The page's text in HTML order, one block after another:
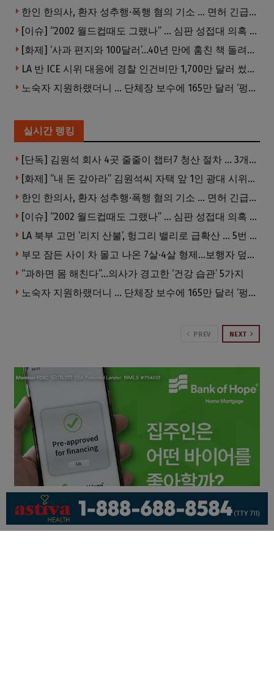
한인 한의사, 환자 성추행·폭행 혐의 기소 … 면허 긴급정지
[이슈] “2002 월드컵때도 그랬나” … 심판 성접대 의혹 해외로 일파만파, 4강 신화까지 불똥
[화제] ‘사과 편지와 100달러’…40년 만에 훔친 책 돌려준 절도범
LA 반 ICE 시위 대응에 경찰 인건비만 1,700만 달러 썼다.
노숙자 지원하랬더니 … 단체장 보수에 165만 달러 ‘펑펑’
실시간 랭킹
[단독] 김원석 회사 4곳 줄줄이 챕터7 청산 절차 … 3개 법인 같은 날 동시 파산 신청
[화제] “내 돈 갚아라” 김원석씨 자택 앞 1인 광대 시위 … 한인 투자사, “108만 달러 못받아”
한인 한의사, 환자 성추행·폭행 혐의 기소 … 면허 긴급정지
[이슈] “2002 월드컵때도 그랬나” … 심판 성접대 의혹 해외로 일파만파, 4강 신화까지 불똥
LA 북부 고먼 ‘리지 산불’, 헝그리 밸리로 급확산 … 5번 Fwy 양방향 전면 폐쇄
부모 잠든 사이 차 몰고 나온 7살·4살 형제…보행자 덮쳐 중태
“과하면 몸 해친다”…의사가 경고한 ‘건강 습관’ 5가지
노숙자 지원하랬더니 … 단체장 보수에 165만 달러 ‘펑펑’
PREV NEXT